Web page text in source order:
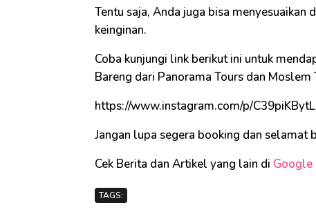
Tentu saja, Anda juga bisa
keinginan.
Coba kunjungi link berikut ini untuk
Bareng dari Panorama Tours dan Moslem
https://www.instagram.com/p/
Jangan lupa segera booking dan selamat
Cek Berita dan Artikel yang lain di Google
TAGS: